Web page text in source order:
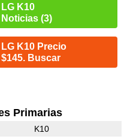
LG K10
Noticias (3)
LG K10 Precio
$145. Buscar
Primarias
K10